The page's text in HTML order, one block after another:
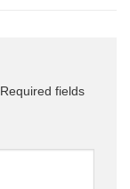
Required fields